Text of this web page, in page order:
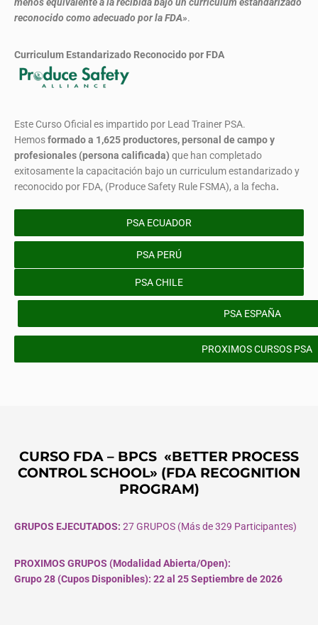
menos equivalente a la recibida bajo un currículum estandarizado
reconocido como adecuado por la FDA».
Curriculum Estandarizado Reconocido por FDA
Este Curso Oficial es impartido por Lead Trainer PSA.
Hemosformadoa 1,625 productores, personal de campo y
profesionales (persona calificada) que han completado
exitosamente la capacitación bajo un curriculum estandarizado y
reconocido por FDA, (Produce Safety Rule FSMA), a la fecha.
PSA ECUADOR
PSA PERÚ
PSA CHILE
PSA ESPAÑA
PROXIMOS CURSOS PSA
CURSO FDA – BPCS «BETTER PROCESS
CONTROL SCHOOL» (FDA RECOGNITION
PROGRAM)
GRUPOS EJECUTADOS: 27 GRUPOS (Más de 329 Participantes)
PROXIMOS GRUPOS (Modalidad Abierta/Open):
Grupo 28 (Cupos Disponibles): 22 al 25 Septiembre de 2026